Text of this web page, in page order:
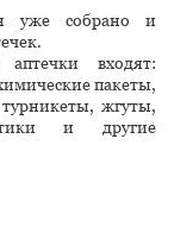
уже собрано и
входят:
пакеты,
турникеты, жгуты,
и другие